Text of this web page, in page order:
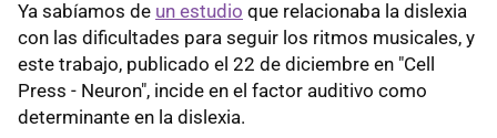
Ya sabíamos de un estudio que relacionaba la dislexia
con las dificultades para seguir los ritmos musicales, y
este trabajo, publicado el 22 de diciembre en "Cell
Press - Neuron", incide en el factor auditivo como
determinante en la dislexia.